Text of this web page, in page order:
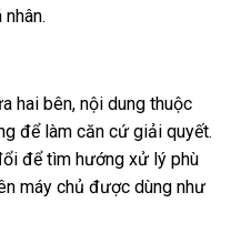
hai bên, nội dung thuộc
để làm căn cứ giải quyết.
để tìm hướng xử lý phù
máy chủ được dùng như